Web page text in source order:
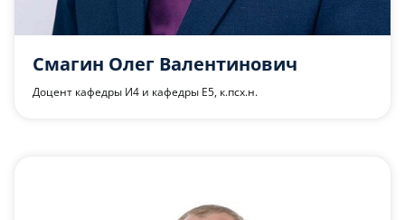
Смагин Олег Валентинович
Доцент кафедры И4 и кафедры Е5, к.псх.н.